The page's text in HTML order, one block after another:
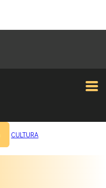
CULTURA